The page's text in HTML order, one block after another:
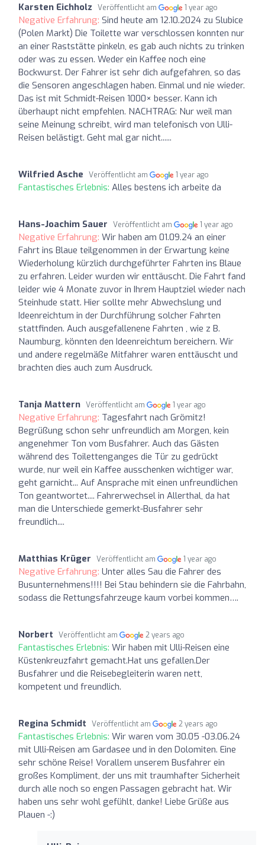
Karsten Eichholz Veröffentlicht am 1 year ago
Negative Erfahrung: Sind heute am 12.10.2024 zu Slubice
(Polen Markt) Die Toilette war verschlossen konnten nur
an einer Raststätte pinkeln, es gab auch nichts zu trinken
oder was zu essen. Weder ein Kaffee noch eine
Bockwurst. Der Fahrer ist sehr dich aufgefahren, so das
die Sensoren angeschlagen haben. Einmal und nie wieder.
Das ist mit Schmidt-Reisen 1000× besser. Kann ich
überhaupt nicht empfehlen. NACHTRAG: Nur weil man
seine Meinung schreibt, wird man telefonisch von Ulli-
Reisen belästigt. Geht mal gar nicht......
Wilfried Asche Veröffentlicht am 1 year ago
Fantastisches Erlebnis: Alles bestens ich arbeite da
Hans-Joachim Sauer Veröffentlicht am 1 year ago
Negative Erfahrung: Wir haben am 01.09.24 an einer
Fahrt ins Blaue teilgenommen in der Erwartung keine
Wiederholung kürzlich durchgeführter Fahrten ins Blaue
zu erfahren. Leider wurden wir enttäuscht. Die Fahrt fand
leider wie 4 Monate zuvor in Ihrem Hauptziel wieder nach
Steinhude statt. Hier sollte mehr Abwechslung und
Ideenreichtum in der Durchführung solcher Fahrten
stattfinden. Auch ausgefallenene Fahrten , wie z B.
Naumburg, könnten den Ideenreichtum bereichern. Wir
und andere regelmäße Mitfahrer waren enttäuscht und
brachten dies auch zum Ausdruck.
Tanja Mattern Veröffentlicht am 1 year ago
Negative Erfahrung: Tagesfahrt nach Grömitz!
Begrüßung schon sehr unfreundlich am Morgen, kein
angenehmer Ton vom Busfahrer. Auch das Gästen
während des Toilettenganges die Tür zu gedrückt
wurde, nur weil ein Kaffee ausschenken wichtiger war,
geht garnicht... Auf Ansprache mit einen unfreundlichen
Ton geantwortet.... Fahrerwechsel in Allerthal, da hat
man die Unterschiede gemerkt-Busfahrer sehr
freundlich....
Matthias Krüger Veröffentlicht am 1 year ago
Negative Erfahrung: Unter alles Sau die Fahrer des
Busunternehmens!!!! Bei Stau behindern sie die Fahrbahn,
sodass die Rettungsfahrzeuge kaum vorbei kommen….
Norbert Veröffentlicht am 2 years ago
Fantastisches Erlebnis: Wir haben mit Ulli-Reisen eine
Küstenkreuzfahrt gemacht.Hat uns gefallen.Der
Busfahrer und die Reisebegleiterin waren nett,
kompetent und freundlich.
Regina Schmidt Veröffentlicht am 2 years ago
Fantastisches Erlebnis: Wir waren vom 30.05 -03.06.24
mit Ulli-Reisen am Gardasee und in den Dolomiten. Eine
sehr schöne Reise! Vorallem unserem Busfahrer ein
großes Kompliment, der uns mit traumhafter Sicherheit
durch alle noch so engen Passagen gebracht hat. Wir
haben uns sehr wohl gefühlt, danke! Liebe Grüße aus
Plauen -:)